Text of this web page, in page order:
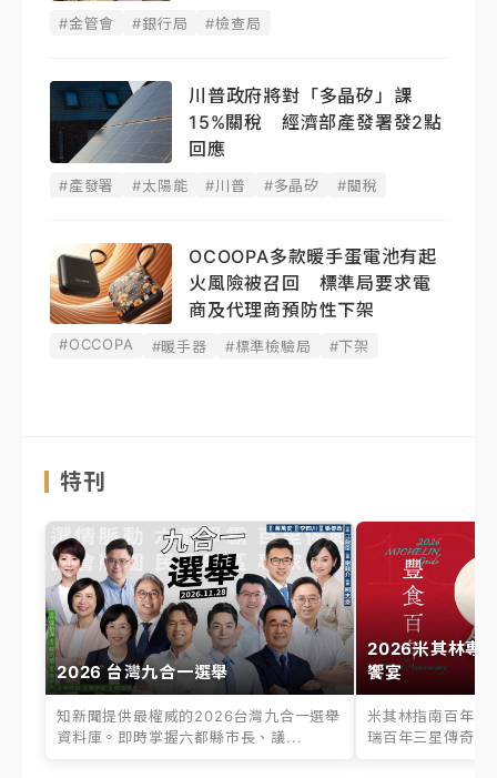
#金管會 #銀行局 #檢查局
川普政府將對「多晶矽」課
15%關稅 經濟部產發署發2點
回應
#產發署 #太陽能 #川普 #多晶矽 #關稅
OCOOPA多款暖手蛋電池有起
火風險被召回 標準局要求電
商及代理商預防性下架
#OCCOPA #暖手器 #標準檢驗局 #下架
特刊
2026 台灣九合一選舉
知新聞提供最權威的2026台灣九合一選舉
資料庫。即時掌握六都縣市長、議...
2026米其林專
饗宴
米其林指南百年之
瑞百年三星傳奇、